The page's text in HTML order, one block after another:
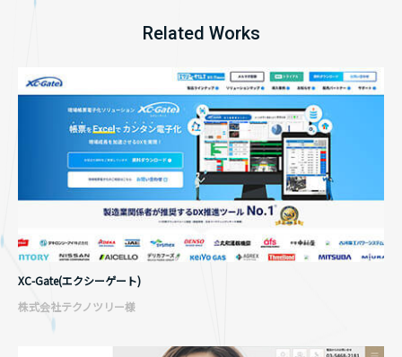
Related Works
XC-Gate(エクシーゲート)
株式会社テクノツリー様